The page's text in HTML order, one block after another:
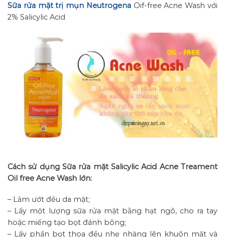
Sữa rửa mặt trị mụn NeutrogenaOif-free Acne Wash với
2% Salicylic Acid
Cách sử dụng Sữa rửa mặt Salicylic Acid Acne Treament
Oil free Acne Wash lớn:
– Làm ướt đều da mặt;
– Lấy một lượng sữa rửa mặt bằng hạt ngô, cho ra tay
hoặc miếng tạo bọt đánh bông;
– Lấy phần bọt thoa đều nhẹ nhàng lên khuôn mặt và